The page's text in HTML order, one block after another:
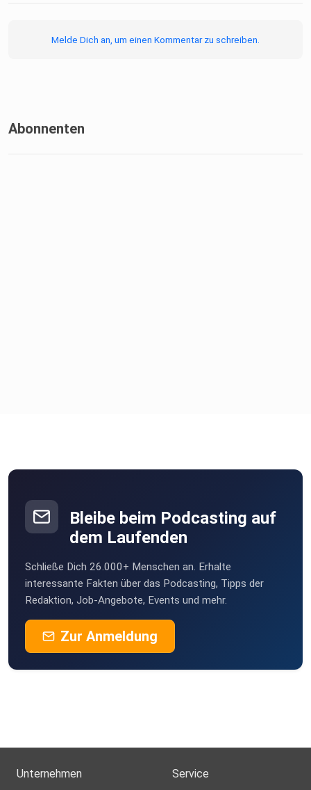
Melde Dich an, um einen Kommentar zu schreiben.
Abonnenten
Bleibe beim Podcasting auf
dem Laufenden
Schließe Dich 26.000+ Menschen an. Erhalte
interessante Fakten über das Podcasting, Tipps der
Redaktion, Job-Angebote, Events und mehr.
Zur Anmeldung
Unternehmen Service